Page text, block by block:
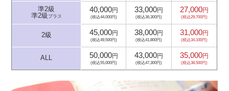
準2級
準2級 プラス
40,000円
(税込44,000円)
33,000円
(税込36,300円)
27,000円
(税込29,700円)
2級 45,000円
(税込49,500円)
38,000円
(税込41,800円)
31,000円
(税込34,100円)
ALL 50,000円
(税込55,000円)
43,000円
(税込47,300円)
35,000円
(税込38,500円)